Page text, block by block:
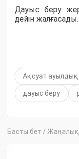
Дауыс беру
дейін жалғасады.
Ақсуат ауылдық
дауыс беру
Басты бет /